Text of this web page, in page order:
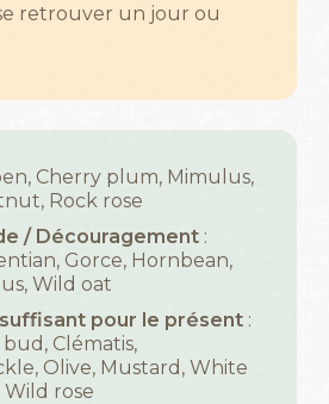
retrouver un jour ou
Cherry plum, Mimulus,
Rock rose
/ Découragement :
Gorce, Hornbean,
Wild oat
pour le présent :
Clématis,
Olive, Mustard, White
rose